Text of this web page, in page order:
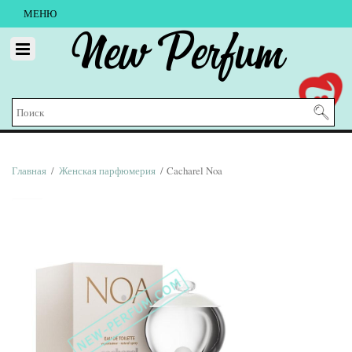
МЕНЮ
New Perfum
Главная / Женская парфюмерия / Cacharel Noa